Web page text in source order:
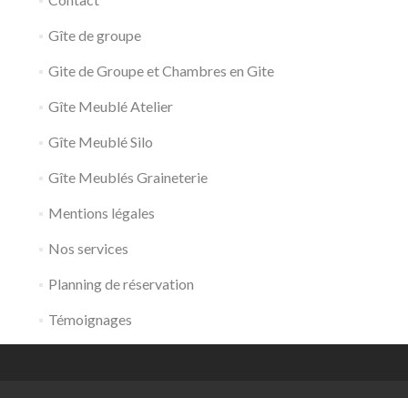
Gîte de groupe
Gite de Groupe et Chambres en Gite
Gîte Meublé Atelier
Gîte Meublé Silo
Gîte Meublés Graineterie
Mentions légales
Nos services
Planning de réservation
Témoignages